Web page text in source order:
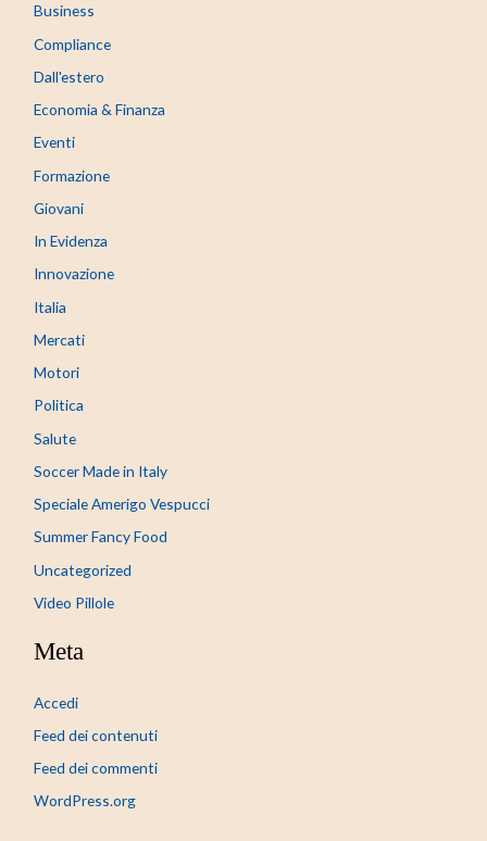
Business
Compliance
Dall'estero
Economia & Finanza
Eventi
Formazione
Giovani
In Evidenza
Innovazione
Italia
Mercati
Motori
Politica
Salute
Soccer Made in Italy
Speciale Amerigo Vespucci
Summer Fancy Food
Uncategorized
Video Pillole
Meta
Accedi
Feed dei contenuti
Feed dei commenti
WordPress.org